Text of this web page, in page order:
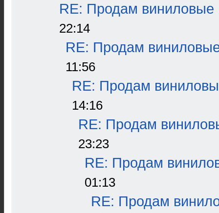
RE: Продам виниловые
22:14
RE: Продам
11:56
RE: Продам
14:16
RE: Продам
23:23
RE: Продам
01:13
RE: Продам